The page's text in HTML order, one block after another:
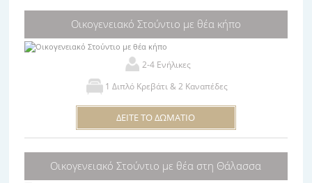
Οικογενειακό Στούντιο με θέα κήπο
2-4 Ενήλικες
1 Διπλό Κρεβάτι & 2 Καναπέδες
ΔΕΙΤΕ ΤΟ ΔΩΜΑΤΙΟ
Οικογενειακό Στούντιο με θέα στη Θάλασσα